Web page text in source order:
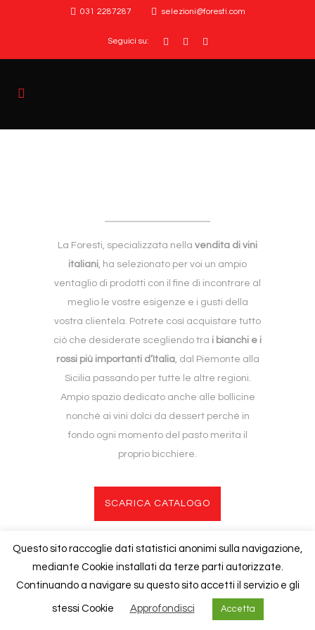
031 2287287 selezioni@foresti.com
Seguici su:
La Foresti, specializzata nella vendita di vini
italiani, ha selezionato per voi un ampio
ventaglio di prodotti con il fine di incontrare al
meglio le vostre esigenze e i gusti della
vostra clientela. Potrete così acquistare tutto
ciò che desiderate scegliendo tra i bianchi e i
rossi più importanti d’Italia, dal Piemonte alla
Sicilia passando per tutte le altre regioni.
Ampio spazio dedicato anche alle bollicine
nonché ai vini dolci da dessert perché in
fondo ogni momento del pasto merita il
proprio bicchiere.
SCARICA CATALOGO
Questo sito raccoglie dati statistici anonimi sulla navigazione,
mediante Cookie installati da terze parti autorizzate.
Continuando a navigare su questo sito accetti il servizio e gli
stessi Cookie Approfondisci Accetta